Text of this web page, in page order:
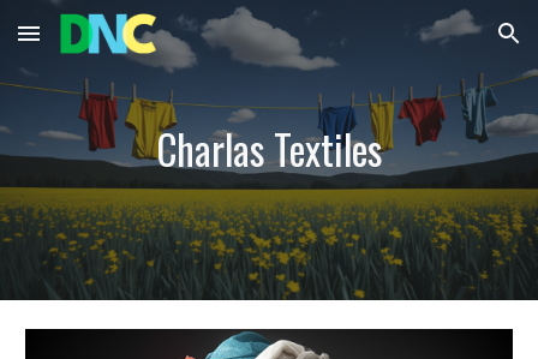
Skip to main content Skip to navigation
Charlas Textiles